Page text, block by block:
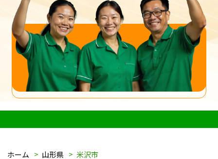
ホーム 山形県 米沢市